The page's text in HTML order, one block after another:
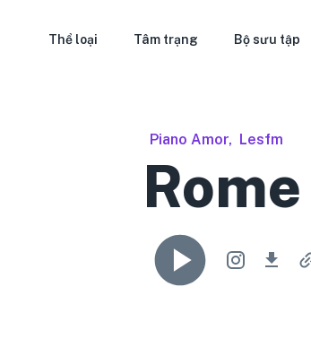
Thể loại Tâm trạng Bộ sưu tập
Piano Amor, Lesfm